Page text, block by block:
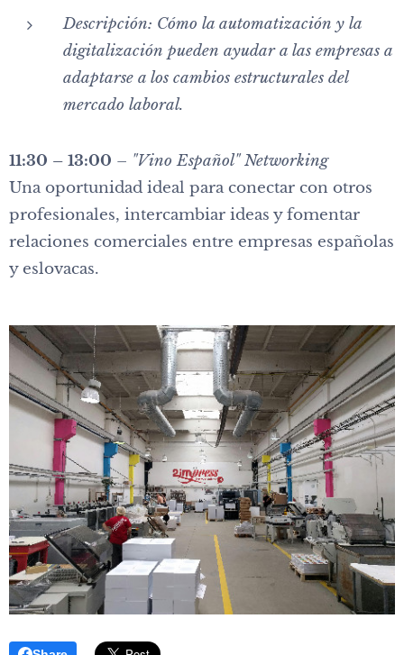
Descripción: Cómo la automatización y la
digitalización pueden ayudar a las empresas a
adaptarse a los cambios estructurales del
mercado laboral.
11:30 – 13:00 – "Vino Español" Networking
Una oportunidad ideal para conectar con otros
profesionales, intercambiar ideas y fomentar
relaciones comerciales entre empresas españolas
y eslovacas.